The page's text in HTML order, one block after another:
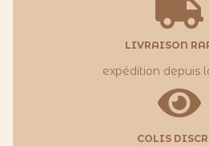
LIVRAISON
expédition depuis
COLIS